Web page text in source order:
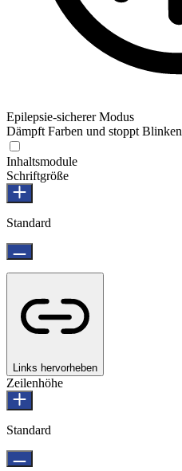
Epilepsie-sicherer Modus
Dämpft Farben und stoppt Blinken
Inhaltsmodule
Schriftgröße
Standard
Links hervorheben
Zeilenhöhe
Standard